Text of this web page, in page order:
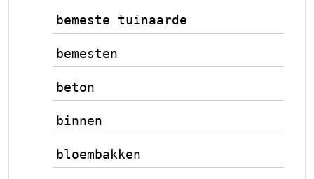
bemeste tuinaarde
bemesten
beton
binnen
bloembakken